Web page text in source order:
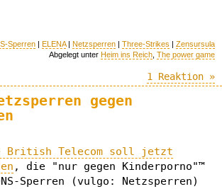
Sperren ELENA| Netzsperren Three-Strikes
Zensursula
Abgelegt unter Heim ins Reich The power game
1 Reaktion »
gegen
British Telecom soll jetzt
, die "nur gegen Kinderporno"™
Sperren (vulgo: Netzsperren)